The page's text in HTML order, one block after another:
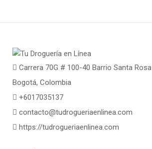
Carrera 70G # 100-40 Barrio Santa Rosa
Bogotá, Colombia
+6017035137
contacto@tudrogueriaenlinea.com
https://tudrogueriaenlinea.com